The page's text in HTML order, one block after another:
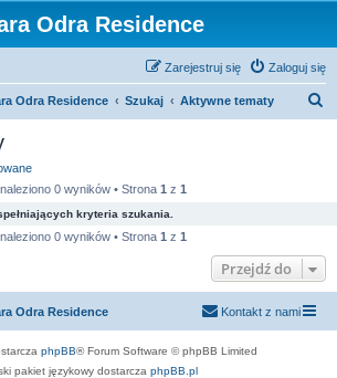
Odra Residence
Zaloguj się
Zarejestruj się
Odra Residence Szukaj Aktywne tematy
0 wyników • Strona 1 z 1
kryteria szukania.
0 wyników • Strona 1 z 1
Przejdź do
Odra Residence Kontakt z nami
phpBB® Forum Software © phpBB Limited
pakiet językowy dostarcza phpBB.pl